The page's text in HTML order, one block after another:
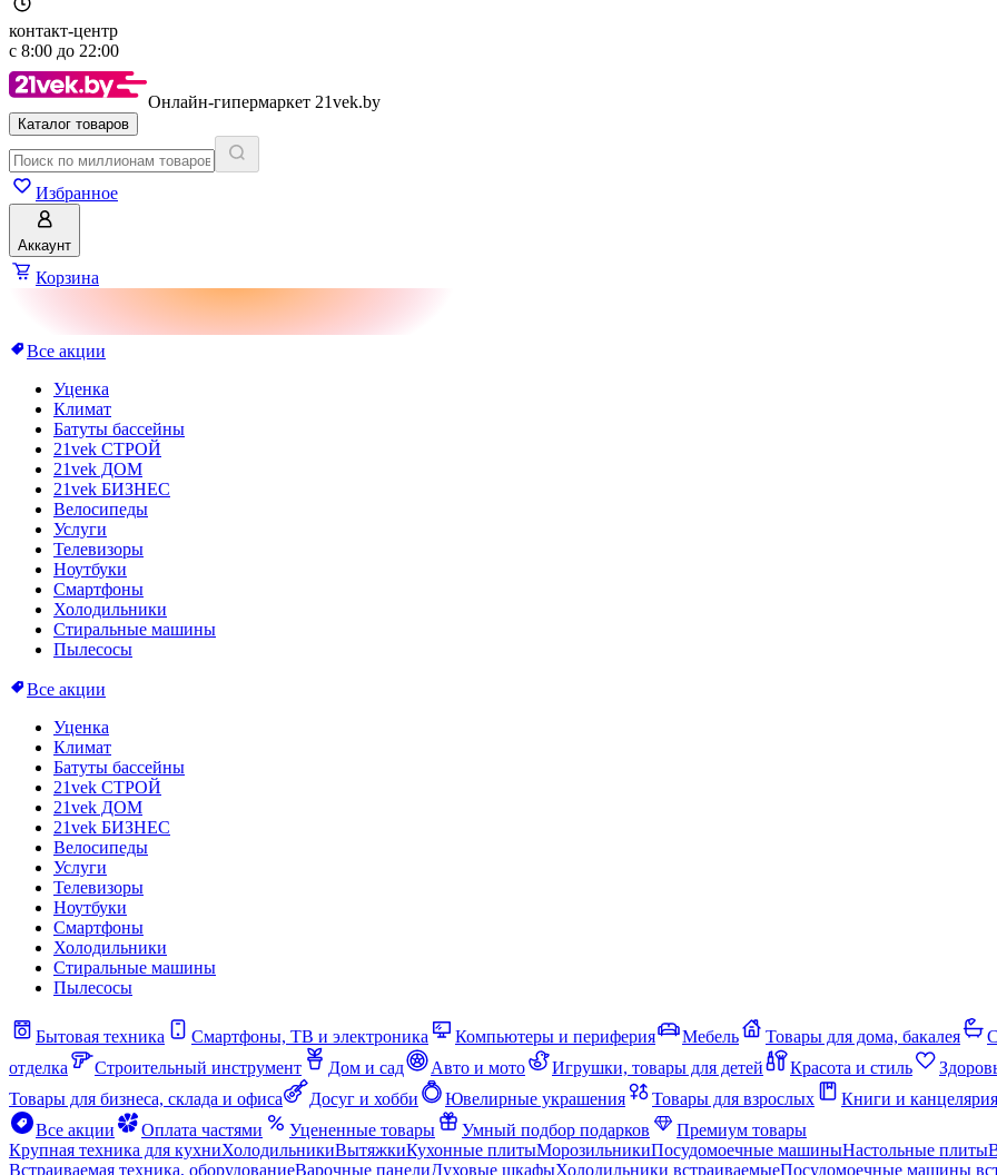
контакт-центр
с 8:00 до 22:00
Онлайн-гипермаркет 21vek.by
Каталог товаров
Избранное
Аккаунт
Корзина
Все акции
Уценка
Климат
Батуты бассейны
21vek СТРОЙ
21vek ДОМ
21vek БИЗНЕС
Велосипеды
Услуги
Телевизоры
Ноутбуки
Смартфоны
Холодильники
Стиральные машины
Пылесосы
Все акции
Уценка
Климат
Батуты бассейны
21vek СТРОЙ
21vek ДОМ
21vek БИЗНЕС
Велосипеды
Услуги
Телевизоры
Ноутбуки
Смартфоны
Холодильники
Стиральные машины
Пылесосы
Бытовая техника Смартфоны, ТВ и электроника Компьютеры и периферия Мебель Товары для дома, бакалея
отделка
Строительный инструмент Дом и сад Авто и мото Игрушки, товары для детей Красота и стиль
Товары для бизнеса, склада и офиса
Досуг и хобби Ювелирные украшения Товары для взрослых
Книги и канцелярия
Все акции
Оплата частями Уцененные товары Умный подбор подарков
Премиум товары
Крупная техника для кухниХолодильникиВытяжкиКухонные плитыМорозильникиПосудомоечные машиныНастольные плиты
Встраиваемая техника, оборудованиеВарочные панелиДуховые шкафыХолодильники встраиваемыеПосудомоечные машины